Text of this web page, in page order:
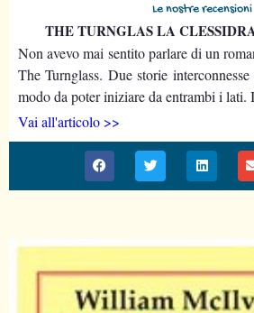
Le nostre recensioni
THE TURNGLAS LA
Non avevo mai sentito parlare di un
The Turnglass. Due storie
modo da poter iniziare da entrambi i lati.
Vai all'articolo >>